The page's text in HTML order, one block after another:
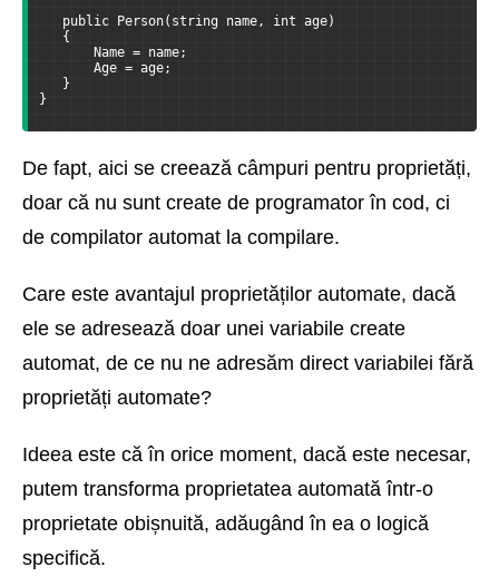
public Person(string name, int age)
{
Name = name;
Age = age;
}
}
De fapt, aici se creează câmpuri pentru proprietăți,
doar că nu sunt create de programator în cod, ci
de compilator automat la compilare.
Care este avantajul proprietăților automate, dacă
ele se adresează doar unei variabile create
automat, de ce nu ne adresăm direct variabilei fără
proprietăți automate?
Ideea este că în orice moment, dacă este necesar,
putem transforma proprietatea automată într-o
proprietate obișnuită, adăugând în ea o logică
specifică.